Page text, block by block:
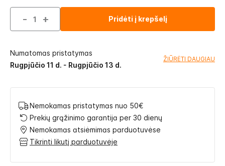
- + Pridėti į krepšelį
Numatomas pristatymas
Rugpjūčio 11 d. - Rugpjūčio 13 d.
ŽIŪRĖTI DAUGIAU
Nemokamas pristatymas nuo 50€
Prekių grąžinimo garantija per 30 dienų
Nemokamas atsiėmimas parduotuvėse
Tikrinti likutį parduotuvėje